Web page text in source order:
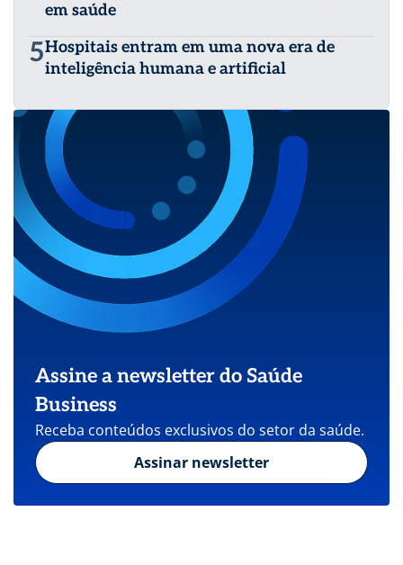
em saúde
5Hospitais entram em uma nova era de
inteligência humana e artificial
Assine a newsletter do Saúde
Business
Receba conteúdos exclusivos do setor da saúde.
Assinar newsletter